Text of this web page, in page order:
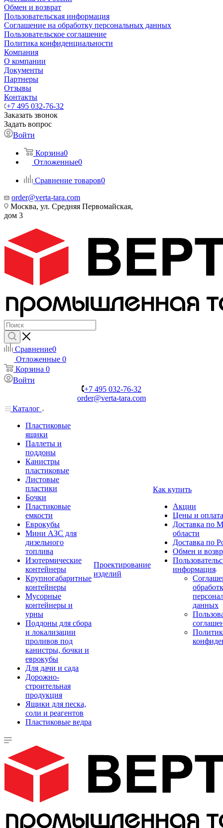
Обмен и возврат
Пользовательская информация
Соглашение на обработку персональных данных
Пользовательское соглашение
Политика конфиденциальности
Компания
О компании
Документы
Партнеры
Отзывы
Контакты
+7 495 032-76-32
Заказать звонок
Задать вопрос
Войти
Корзина0
Отложенные0
Сравнение товаров0
order@verta-tara.com
Москва, ул. Средняя Первомайская,
дом 3
Сравнение0
Отложенные 0
Корзина 0
Войти
+7 495 032-76-32
order@verta-tara.com
Каталог
Пластиковые
ящики
Паллеты и
поддоны
Канистры
пластиковые
Листовые
пластики
Бочки
Пластиковые
емкости
Еврокубы
Мини АЗС для
дизельного
топлива
Изотермические
контейнеры
Крупногабаритные
контейнеры
Мусорные
контейнеры и
урны
Поддоны для сбора
и локализации
проливов под
канистры, бочки и
еврокубы
Для дачи и сада
Дорожно-
строительная
продукция
Ящики для песка,
соли и реагентов
Пластиковые ведра
Проектирование
изделий
Как купить
Акции
Цены и оплата
Доставка по
области
Доставка по
Обмен и
информация
данных